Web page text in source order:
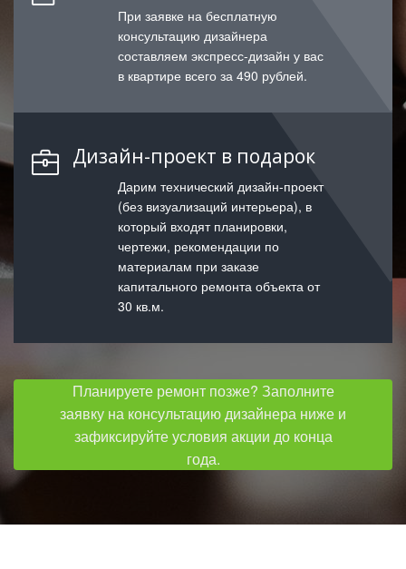
При заявке на бесплатную
консультацию дизайнера
составляем экспресс-дизайн у вас
в квартире всего за 490 рублей.
Дизайн-проект в подарок
Дарим технический дизайн-проект
(без визуализаций интерьера), в
который входят планировки,
чертежи, рекомендации по
материалам при заказе
капитального ремонта объекта от
30 кв.м.
Планируете ремонт позже? Заполните
заявку на консультацию дизайнера ниже и
зафиксируйте условия акции до конца
года.